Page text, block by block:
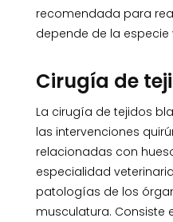
recomendada para
depende de la especie
Cirugía de
La cirugía de tejidos
las intervenciones
relacionadas con
especialidad
patologías de los
musculatura. Consiste